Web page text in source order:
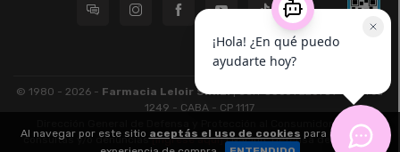
© 1980 - 2026 - Farmacia Leloir S.R.L.| CUIT 33609220789 - Larrea
1249 - CABA - CP 1117
Dirección General de Defensa y Protección al Consumidor: Para
consultas y/o denuncias[ingrese aquí]| Nación: Defensa de las y los
Al navegar por este sitio aceptás el uso de cookies para agilizar tu